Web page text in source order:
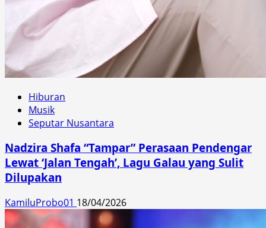
Hiburan
Musik
Seputar Nusantara
Nadzira Shafa “Tampar” Perasaan Pendengar
Lewat ‘Jalan Tengah’, Lagu Galau yang Sulit
Dilupakan
KamiluProbo01 18/04/2026